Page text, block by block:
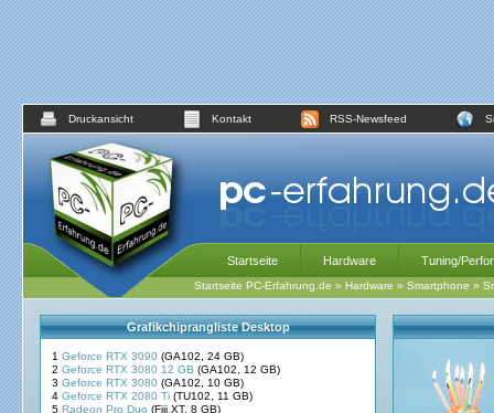
Druckansicht Kontakt RSS-Newsfeed
Startseite Hardware Tuning/
Startseite PC-Erfahrung.de » Hardware » Smartphone »
Grafikchiprangliste Desktop
1 Geforce RTX 3090 (GA102, 24 GB)
2 Geforce RTX 3080 12 GB (GA102, 12 GB)
3 Geforce RTX 3080 (GA102, 10 GB)
4 Geforce RTX 2080 Ti (TU102, 11 GB)
5 Radeon Pro Duo (Fiji XT, 8 GB)